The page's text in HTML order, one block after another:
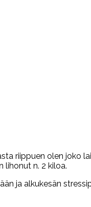
riippuen olen joko
lihonut n. 2 kiloa.
ja alkukesän